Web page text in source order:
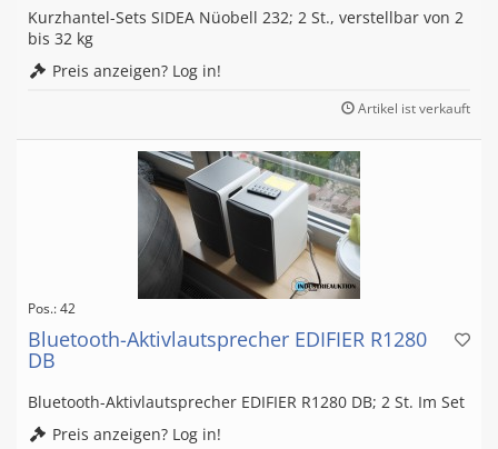
Kurzhantel-Sets SIDEA Nüobell 232; 2 St., verstellbar von 2
bis 32 kg
Preis anzeigen? Log in!
Artikel ist verkauft
Pos.: 42
Bluetooth-Aktivlautsprecher EDIFIER R1280
DB
Bluetooth-Aktivlautsprecher EDIFIER R1280 DB; 2 St. Im Set
Preis anzeigen? Log in!